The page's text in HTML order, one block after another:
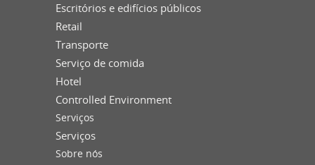
Escritórios e edifícios públicos
Retail
Transporte
Serviço de comida
Hotel
Controlled Environment
Serviços
Serviços
Sobre nós